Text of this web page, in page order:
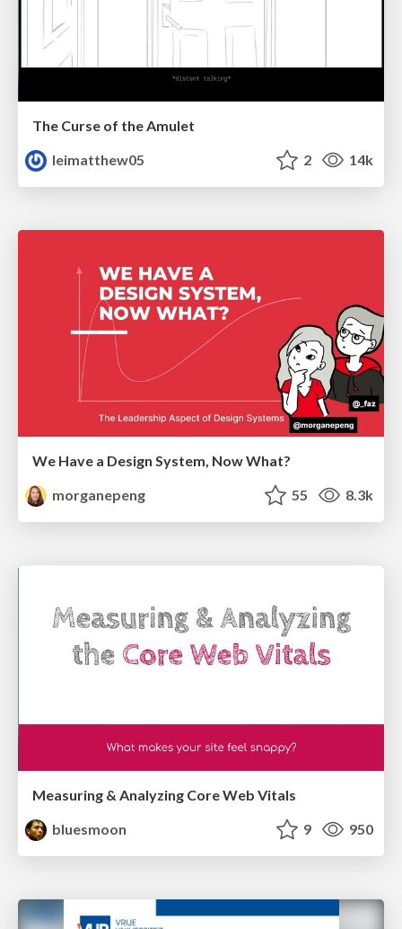
The Curse of the Amulet
leimatthew05
2 14k
We Have a Design System, Now What?
morganepeng
55 8.3k
Measuring & Analyzing Core Web Vitals
bluesmoon
9 950